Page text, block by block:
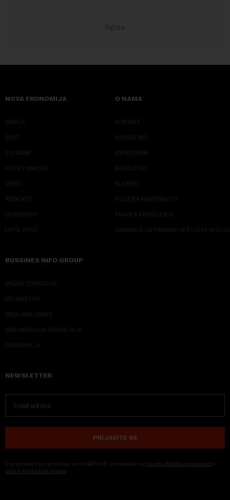
NOVA EKONOMIJA
SRBIJA
SVET
KOLUMNE
PRIČE I ANALIZE
VIDEO
PODCAST
ODRŽIVOST
LEPŠI ŽIVOT
O NAMA
KONTAKT
MARKETING
IMPRESSUM
NJUZLETER
KLIJENTI
POLITIKA PRIVATNOSTI
PRAVILA KORIŠĆENJA
SMERNICE ZA PRIMENU VEŠTAČKE
BUSSINES INFO GROUP
ONLINE EDUKACIJE
IZDAVAŠTVO
MEDIJSKE OBUKE
ORGANIZACIJA DOGADJAJA
EKONOM I JA
NEWSLETTER
PRIJAVITE SE
Ova stranica je zaštićena sa reCAPTCHA i primenjuju se Google Politika privatnosti i
Uslovi korišćenja usluge